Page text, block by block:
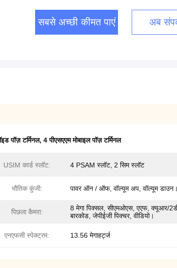
सबसे अच्छी कीमत पाएं अब
पॉज़ टर्मिनल, 4 पीएसएएम मोबाइल पॉज़ टर्मिनल
USIM कार्ड स्लॉट: 4 PSAM स्लॉट, 2 सिम स्लॉट
भौतिक कुंजी: पावर ऑन / ऑफ, वॉल्यूम अप, वॉल्यूम डाउन।
पिछला कैमरा:
8 मेगा पिक्सल, सीएमओएस, एएफ, क्यूआर/
बारकोड, जेपीईजी पिक्चर, वीडियो।
एनएफसी स्पेक्ट्रम: 13.56 मेगाहर्ट्ज